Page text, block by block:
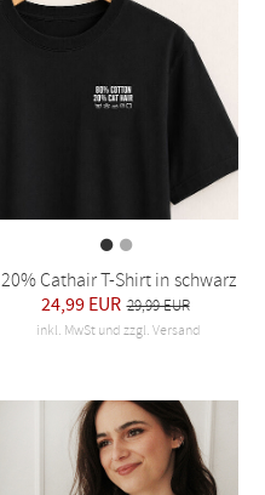
20% Cathair T-Shirt in schwarz
24,99 EUR 29,99 EUR
inkl. MwSt und zzgl. Versand